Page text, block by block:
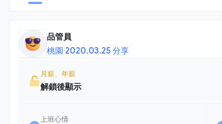
品管員
桃園·2020.03.25 分享
月薪、年薪
解鎖後顯示
上班心情